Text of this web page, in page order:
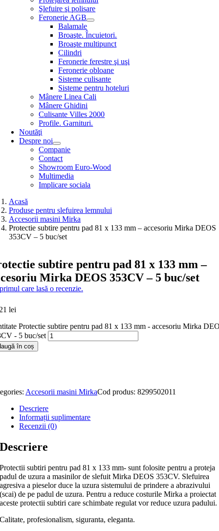
Şlefuire şi polisare
Feronerie AGB
Balamale
Broaşte. Încuietori.
Broaşte multipunct
Cilindri
Feronerie ferestre şi uşi
Feronerie obloane
Sisteme culisante
Sisteme pentru hoteluri
Mânere Linea Cali
Mânere Ghidini
Culisante Villes 2000
Profile. Garnituri.
Noutăţi
Despre noi
Companie
Contact
Showroom Euro-Wood
Multimedia
Implicare sociala
Acasă
Produse pentru slefuirea lemnului
Accesorii masini Mirka
Protectie subtire pentru pad 81 x 133 mm – accesoriu Mirka DEOS
353CV – 5 buc/set
subtire pentru pad 81 x 133 mm –
Mirka DEOS 353CV – 5 buc/set
care lasă o recenzie.
lei
Protectie subtire pentru pad 81 x 133 mm - accesoriu Mirka
- 5 buc/set
în coș
Accesorii masini MirkaCod produs: 8299502011
Descriere
Informații suplimentare
Recenzii (0)
Descriere
Protectii subtiri pentru pad 81 x 133 mm- sunt folosite pentru a proteja
padul de uzura a masinilor de slefuit Mirka DEOS 353CV. Slefuirea
agresiva a pieselor duce la uzura sistemului de prindere a abrazivului
(scai) de pe padul de uzura. Pentru a reduce costurile Mirka a proiectat
aceste protectii subtiri care schimbate regulat vor reduce uzura padului.
Calitate, profesionalism, siguranta, eleganta.